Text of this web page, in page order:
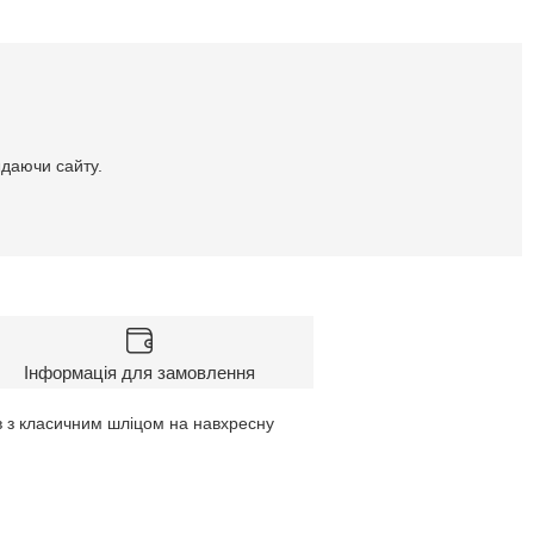
сайту.
Інформація для замовлення
з класичним шліцом на навхресну